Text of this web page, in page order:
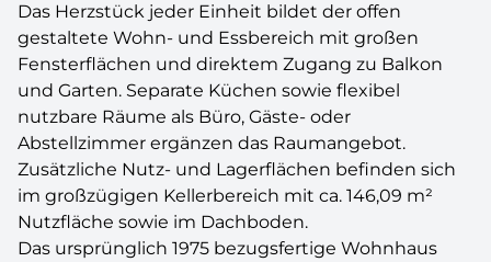
Das Herzstück jeder Einheit bildet der offen
gestaltete Wohn- und Essbereich mit großen
Fensterflächen und direktem Zugang zu Balkon
und Garten. Separate Küchen sowie flexibel
nutzbare Räume als Büro, Gäste- oder
Abstellzimmer ergänzen das Raumangebot.
Zusätzliche Nutz- und Lagerflächen befinden sich
im großzügigen Kellerbereich mit ca. 146,09 m²
Nutzfläche sowie im Dachboden.
Das ursprünglich 1975 bezugsfertige Wohnhaus